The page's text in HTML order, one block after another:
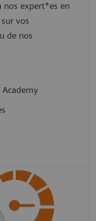
nos expert*es en
vos
de nos
Academy